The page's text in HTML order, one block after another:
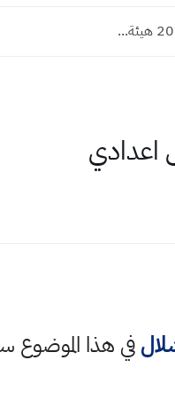
اعدادي
في هذا